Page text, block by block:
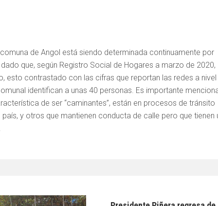
de Angol está siendo determinada continuamente por
que, según Registro Social de Hogares a marzo de 2020,
esto contrastado con las cifras que reportan las redes a nivel
identifican a unas 40 personas. Es importante
de ser “caminantes”, están en procesos de tránsito
y otros que mantienen conducta de calle pero que tienen